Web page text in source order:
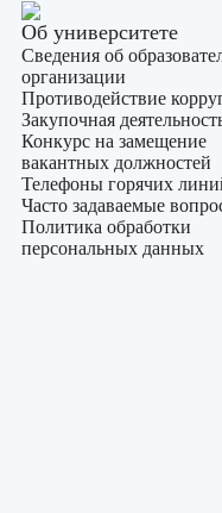
Об университете
Сведения об
организации
Противодействие
Закупочная
Конкурс на замещение
вакантных должностей
Телефоны горячих
Часто задаваемые
Политика обработки
персональных данных